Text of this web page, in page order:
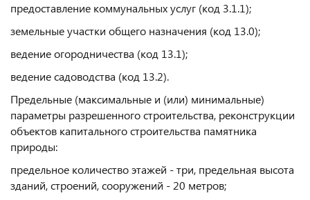
предоставление коммунальных услуг (код 3.1.1);
земельные участки общего назначения (код 13.0);
ведение огородничества (код 13.1);
ведение садоводства (код 13.2).
Предельные (максимальные и (или) минимальные)
параметры разрешенного строительства, реконструкции
объектов капитального строительства памятника
природы:
предельное количество этажей - три, предельная высота
зданий, строений, сооружений - 20 метров;